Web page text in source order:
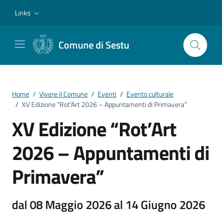
Links
Comune di Sestu
Home / Vivere il Comune / Eventi / Evento culturale
/ XV Edizione “Rot’Art 2026 – Appuntamenti di Primavera”
XV Edizione “Rot’Art
2026 – Appuntamenti di
Primavera”
dal 08 Maggio 2026 al 14 Giugno 2026